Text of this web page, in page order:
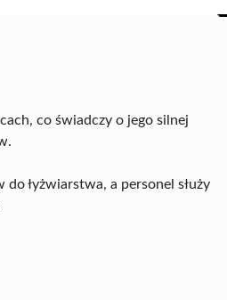
co świadczy o jego silnej
łyżwiarstwa, a personel służy